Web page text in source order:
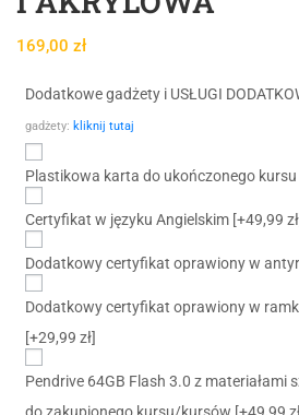
169,00 zł
Dodatkowe gadżety i USŁUGI
gadżety: kliknij tutaj
Plastikowa karta do ukończonego kursu
Certyfikat w języku Angielskim [+49,99
Dodatkowy certyfikat oprawiony w
Dodatkowy certyfikat oprawiony w
[+29,99 zł]
Pendrive 64GB Flash 3.0 z materiałami